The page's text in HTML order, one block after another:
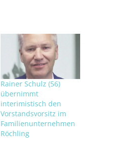
Rainer Schulz (56)
übernimmt
interimistisch den
Vorstandsvorsitz im
Familienunternehmen
Röchling